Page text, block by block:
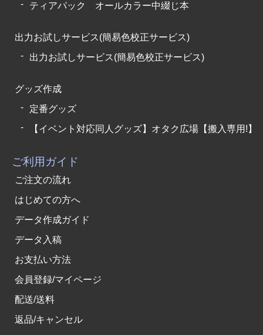
ティアパック オールカラー中綴じ本
出力お試しサービス(簡易色校正サービス)
出力お試しサービス(簡易色校正サービス)
グッズ作成
定番グッズ
【イベント対応同人グッズ】オタク広場【搬入専用!】
ご利用ガイド
ご注文の流れ
はじめての方へ
データ作成ガイド
データ入稿
お支払い方法
会員登録/マイページ
配送/送料
返品/キャンセル